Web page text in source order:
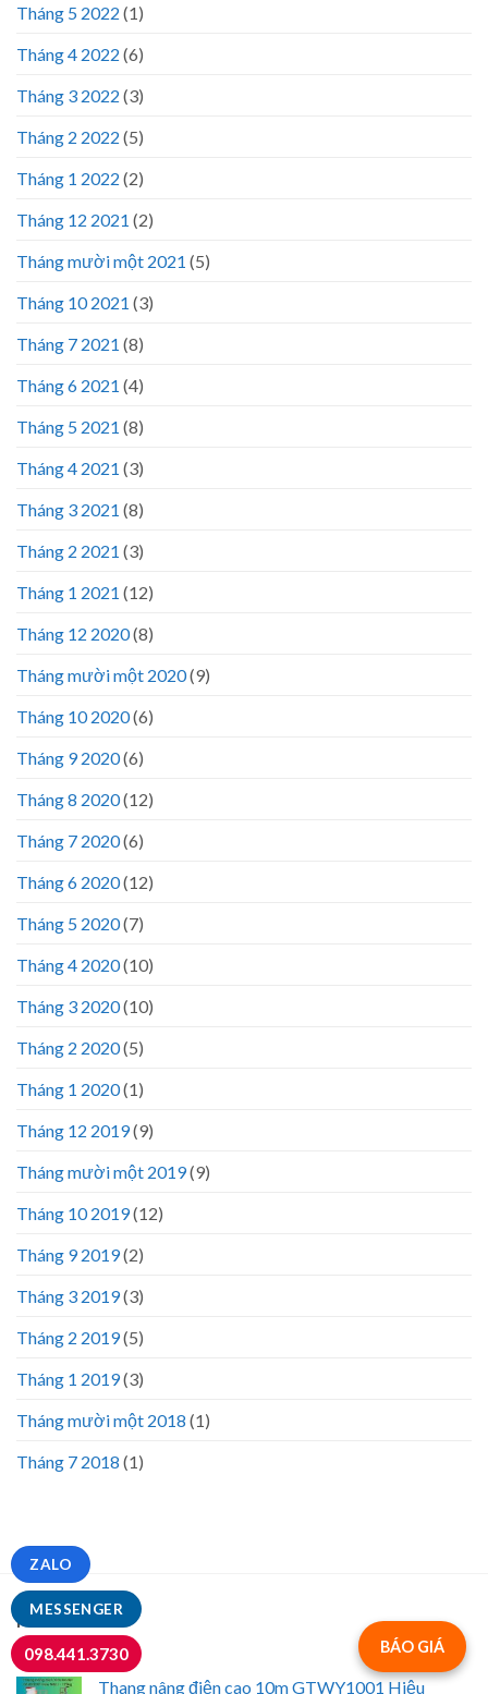
Tháng 5 2022 (1)
Tháng 4 2022 (6)
Tháng 3 2022 (3)
Tháng 2 2022 (5)
Tháng 1 2022 (2)
Tháng 12 2021 (2)
Tháng mười một 2021 (5)
Tháng 10 2021 (3)
Tháng 7 2021 (8)
Tháng 6 2021 (4)
Tháng 5 2021 (8)
Tháng 4 2021 (3)
Tháng 3 2021 (8)
Tháng 2 2021 (3)
Tháng 1 2021 (12)
Tháng 12 2020(8)
Tháng mười một 2020(9)
Tháng 10 2020(6)
Tháng 9 2020(6)
Tháng 8 2020(12)
Tháng 7 2020(6)
Tháng 6 2020(12)
Tháng 5 2020(7)
Tháng 4 2020(10)
Tháng 3 2020(10)
Tháng 2 2020(5)
Tháng 1 2020(1)
Tháng 12 2019(9)
Tháng mười một 2019(9)
Tháng 10 2019(12)
Tháng 9 2019(2)
Tháng 3 2019(3)
Tháng 2 2019(5)
Tháng 1 2019(3)
Tháng mười một 2018 (1)
Tháng 7 2018 (1)
MỚI NHẤT
Thang nâng điện cao 10m GTWY1001 Hiệu
BÁO GIÁ
MESSENGER
ZALO
098.441.3730